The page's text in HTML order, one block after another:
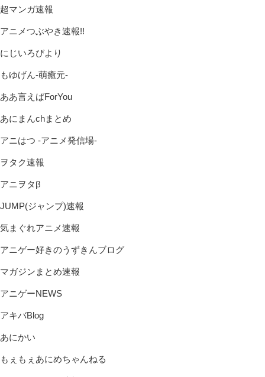
超マンガ速報
アニメつぶやき速報!!
にじいろびより
もゆげん-萌癒元-
ああ言えばForYou
あにまんchまとめ
アニはつ -アニメ発信場-
ヲタク速報
アニヲタβ
JUMP(ジャンプ)速報
気まぐれアニメ速報
アニゲー好きのうずきんブログ
マガジンまとめ速報
アニゲーNEWS
アキバBlog
あにかい
もぇもぇあにめちゃんねる